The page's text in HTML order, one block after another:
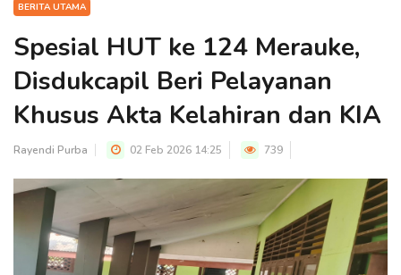
BERITA UTAMA
Spesial HUT ke 124 Merauke,
Disdukcapil Beri Pelayanan
Khusus Akta Kelahiran dan KIA
Rayendi Purba 02 Feb 2026 14:25 739